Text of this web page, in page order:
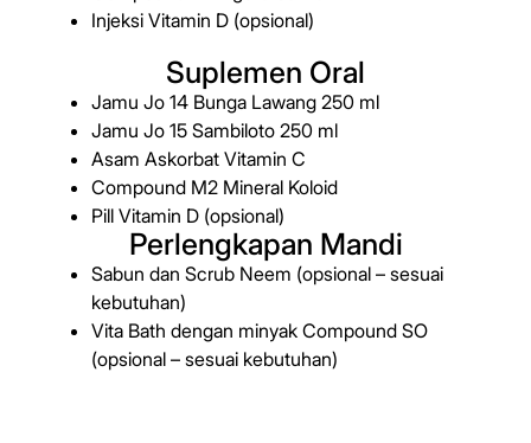
Injeksi Vitamin D (opsional)
Suplemen Oral
Jamu Jo 14 Bunga Lawang 250 ml
Jamu Jo 15 Sambiloto 250 ml
Asam Askorbat Vitamin C
Compound M2 Mineral Koloid
Pill Vitamin D (opsional)
Perlengkapan Mandi
Sabun dan Scrub Neem (opsional – sesuai
kebutuhan)
Vita Bath dengan minyak Compound SO
(opsional – sesuai kebutuhan)